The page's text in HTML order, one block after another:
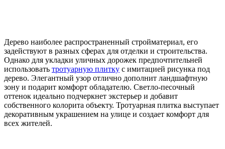
Дерево наиболее распространенный стройматериал, его
задействуют в разных сферах для отделки и строительства.
Однако для укладки уличных дорожек предпочтительней
использовать тротуарную плитку с имитацией рисунка под
дерево. Элегантный узор отлично дополнит ландшафтную
зону и подарит комфорт обладателю. Светло-песочный
оттенок идеально подчеркнет экстерьер и добавит
собственного колорита объекту. Тротуарная плитка выступает
декоративным украшением на улице и создает комфорт для
всех жителей.